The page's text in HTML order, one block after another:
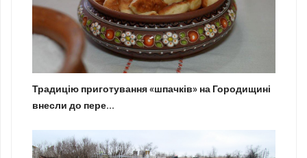
Традицію приготування «шпачків» на Городищині
внесли до пере...